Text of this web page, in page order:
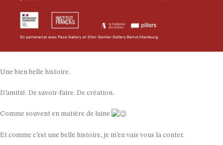
Une bien belle histoire.
D’amitié. De savoir-faire. De création.
Comme souvent en matière de laine
Et comme c’est une belle histoire, je m’en vais vous la conter.